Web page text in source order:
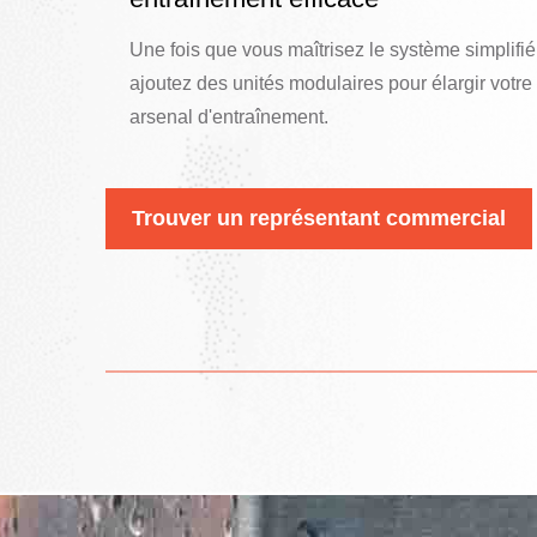
Une fois que vous maîtrisez le système
ajoutez des unités modulaires pour élargir votre
arsenal d'entraînement.
Trouver un représentant commercial